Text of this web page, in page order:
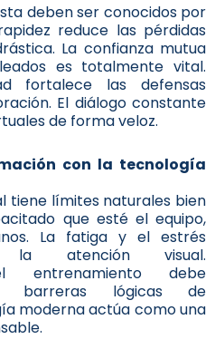
deben ser conocidos por
reduce las pérdidas
La confianza mutua
es totalmente vital.
fortalece las defensas
El diálogo constante
de forma veloz.
con la tecnología
tiene límites naturales bien
que esté el equipo,
La fatiga y el estrés
la atención visual.
entrenamiento debe
barreras lógicas de
moderna actúa como una